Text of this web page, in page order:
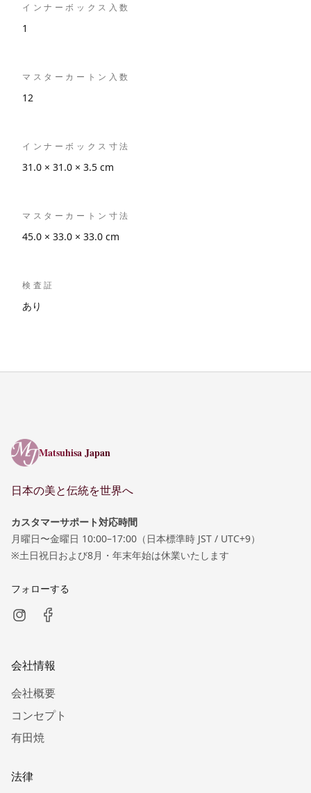
インナーボックス入数
1
マスターカートン入数
12
インナーボックス寸法
31.0 × 31.0 × 3.5 cm
マスターカートン寸法
45.0 × 33.0 × 33.0 cm
検査証
あり
Matsuhisa Japan
Matsuhisa Japan
日本の美と伝統を世界へ
カスタマーサポート対応時間
月曜日〜金曜日 10:00–17:00（日本標準時 JST / UTC+9）
※土日祝日および8月・年末年始は休業いたします
フォローする
会社情報
会社概要
コンセプト
有田焼
法律